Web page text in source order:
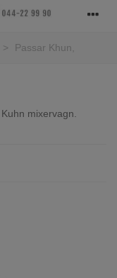
> Passar Khun,
mixervagn.